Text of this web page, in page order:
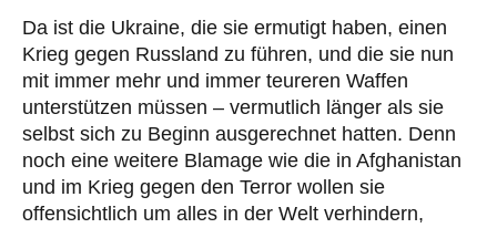
Da ist die Ukraine, die sie ermutigt haben, einen
Krieg gegen Russland zu führen, und die sie nun
mit immer mehr und immer teureren Waffen
unterstützen müssen – vermutlich länger als sie
selbst sich zu Beginn ausgerechnet hatten. Denn
noch eine weitere Blamage wie die in Afghanistan
und im Krieg gegen den Terror wollen sie
offensichtlich um alles in der Welt verhindern,